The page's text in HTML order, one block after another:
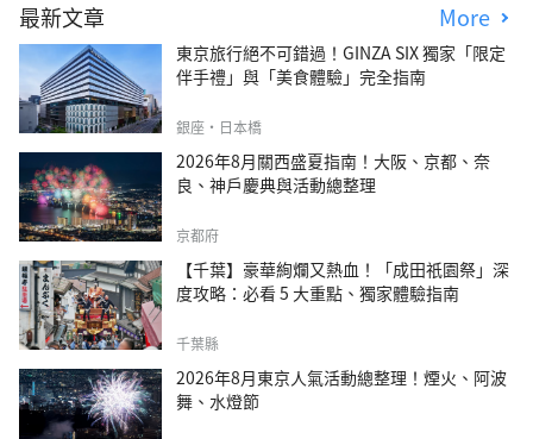
最新文章 More
東京旅行絕不可錯過！GINZA SIX 獨家「限定
伴手禮」與「美食體驗」完全指南
銀座・日本橋
2026年8月關西盛夏指南！大阪、京都、奈
良、神戶慶典與活動總整理
京都府
【千葉】豪華絢爛又熱血！「成田祇園祭」深
度攻略：必看 5 大重點、獨家體驗指南
千葉縣
2026年8月東京人氣活動總整理！煙火、阿波
舞、水燈節